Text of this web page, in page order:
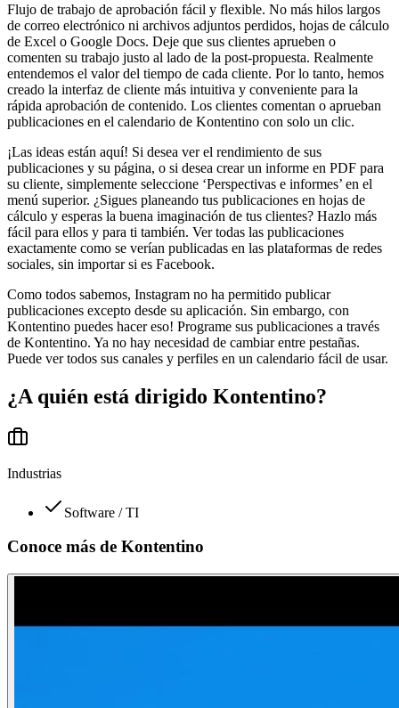
Flujo de trabajo de aprobación fácil y flexible. No más hilos largos
de correo electrónico ni archivos adjuntos perdidos, hojas de cálculo
de Excel o Google Docs. Deje que sus clientes aprueben o
comenten su trabajo justo al lado de la post-propuesta. Realmente
entendemos el valor del tiempo de cada cliente. Por lo tanto, hemos
creado la interfaz de cliente más intuitiva y conveniente para la
rápida aprobación de contenido. Los clientes comentan o aprueban
publicaciones en el calendario de Kontentino con solo un clic.
¡Las ideas están aquí! Si desea ver el rendimiento de sus
publicaciones y su página, o si desea crear un informe en PDF para
su cliente, simplemente seleccione ‘Perspectivas e informes’ en el
menú superior. ¿Sigues planeando tus publicaciones en hojas de
cálculo y esperas la buena imaginación de tus clientes? Hazlo más
fácil para ellos y para ti también. Ver todas las publicaciones
exactamente como se verían publicadas en las plataformas de redes
sociales, sin importar si es Facebook.
Como todos sabemos, Instagram no ha permitido publicar
publicaciones excepto desde su aplicación. Sin embargo, con
Kontentino puedes hacer eso! Programe sus publicaciones a través
de Kontentino. Ya no hay necesidad de cambiar entre pestañas.
Puede ver todos sus canales y perfiles en un calendario fácil de usar.
¿A quién está dirigido Kontentino?
Industrias
Software / TI
Conoce más de Kontentino